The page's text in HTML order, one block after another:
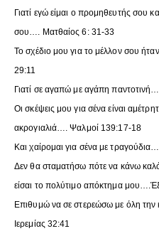
Γιατί εγώ είμαι ο προμηθευτής σου
σου…. Ματθαίος 6: 31-33
Το σχέδιο μου για το μέλλον σου
29:11
Γιατί σε αγαπώ με αγάπη
Οι σκέψεις μου για σένα είναι
ακρογιαλιά…. Ψαλμοί 139:17-18
Και χαίρομαι για σένα με
Δεν θα σταματήσω πότε να κάνω
είσαι το πολύτιμο απόκτημα
Επιθυμώ να σε στερεώσω με όλη
Ιερεμίας 32:41